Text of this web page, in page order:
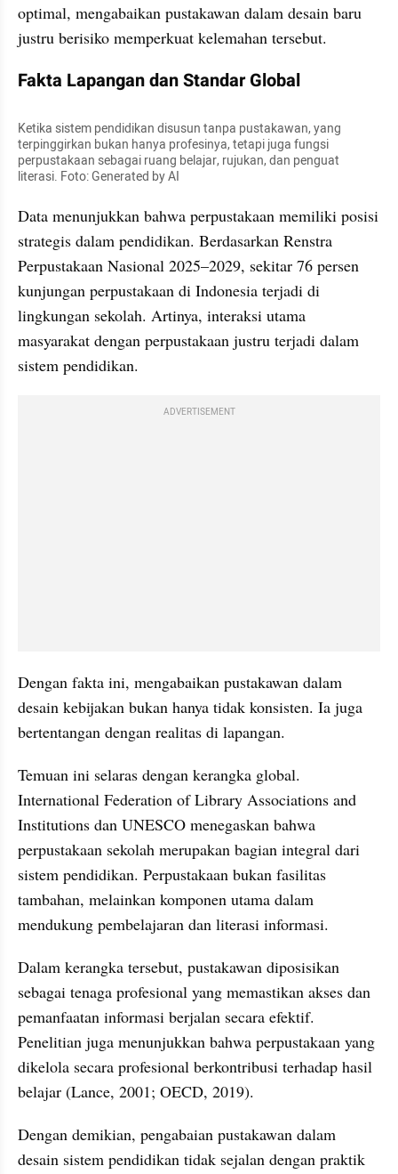
optimal, mengabaikan pustakawan dalam desain baru
justru berisiko memperkuat kelemahan tersebut.
Fakta Lapangan dan Standar Global
Ketika sistem pendidikan disusun tanpa pustakawan, yang
terpinggirkan bukan hanya profesinya, tetapi juga fungsi
perpustakaan sebagai ruang belajar, rujukan, dan penguat
literasi. Foto: Generated by AI
Data menunjukkan bahwa perpustakaan memiliki posisi
strategis dalam pendidikan. Berdasarkan Renstra
Perpustakaan Nasional 2025–2029, sekitar 76 persen
kunjungan perpustakaan di Indonesia terjadi di
lingkungan sekolah. Artinya, interaksi utama
masyarakat dengan perpustakaan justru terjadi dalam
sistem pendidikan.
ADVERTISEMENT
Dengan fakta ini, mengabaikan pustakawan dalam
desain kebijakan bukan hanya tidak konsisten. Ia juga
bertentangan dengan realitas di lapangan.
Temuan ini selaras dengan kerangka global.
International Federation of Library Associations and
Institutions dan UNESCO menegaskan bahwa
perpustakaan sekolah merupakan bagian integral dari
sistem pendidikan. Perpustakaan bukan fasilitas
tambahan, melainkan komponen utama dalam
mendukung pembelajaran dan literasi informasi.
Dalam kerangka tersebut, pustakawan diposisikan
sebagai tenaga profesional yang memastikan akses dan
pemanfaatan informasi berjalan secara efektif.
Penelitian juga menunjukkan bahwa perpustakaan yang
dikelola secara profesional berkontribusi terhadap hasil
belajar (Lance, 2001; OECD, 2019).
Dengan demikian, pengabaian pustakawan dalam
desain sistem pendidikan tidak sejalan dengan praktik